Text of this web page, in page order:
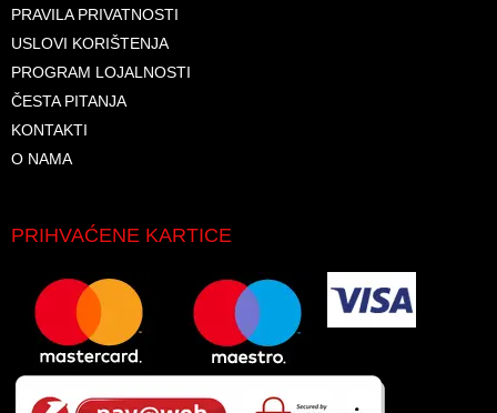
PRAVILA PRIVATNOSTI
USLOVI KORIŠTENJA
PROGRAM LOJALNOSTI
ČESTA PITANJA
KONTAKTI
O NAMA
PRIHVAĆENE KARTICE